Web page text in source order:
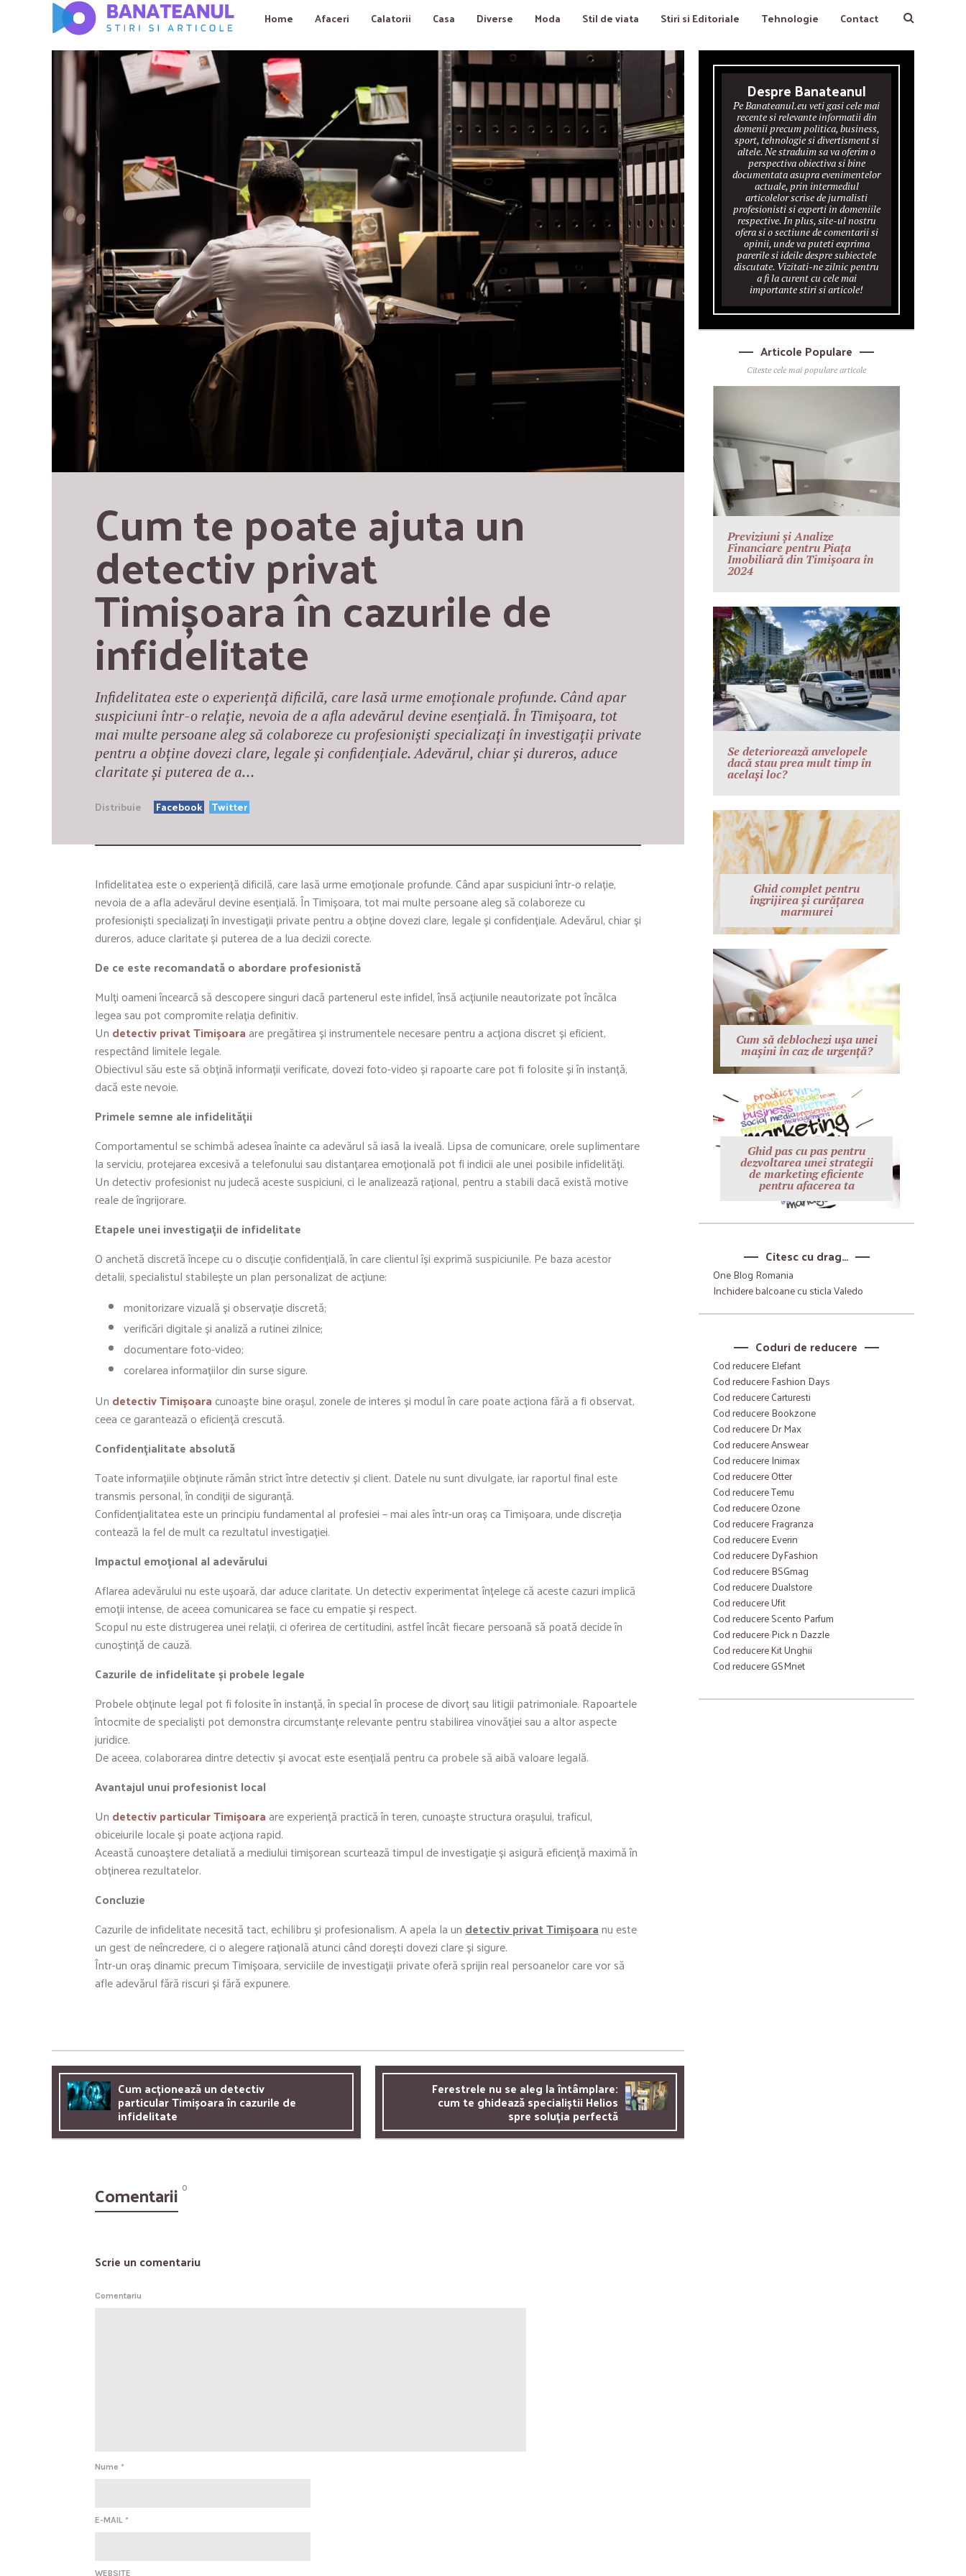
Home Afaceri Calatorii Casa Diverse Moda Stil de viata Stiri si Editoriale Tehnologie Contact
Cum te poate ajuta un
detectiv privat
Timișoara în cazurile de
infidelitate
Infidelitatea este o experiență dificilă, care lasă urme emoționale profunde. Când apar
suspiciuni într-o relație, nevoia de a afla adevărul devine esențială. În Timișoara, tot
mai multe persoane aleg să colaboreze cu profesioniști specializați în investigații private
pentru a obține dovezi clare, legale și confidențiale. Adevărul, chiar și dureros, aduce
claritate și puterea de a…
Distribuie Facebook Twitter
Infidelitatea este o experiență dificilă, care lasă urme emoționale profunde. Când apar suspiciuni într-o relație,
nevoia de a afla adevărul devine esențială. În Timișoara, tot mai multe persoane aleg să colaboreze cu
profesioniști specializați în investigații private pentru a obține dovezi clare, legale și confidențiale. Adevărul, chiar și
dureros, aduce claritate și puterea de a lua decizii corecte.
De ce este recomandată o abordare profesionistă
Mulți oameni încearcă să descopere singuri dacă partenerul este infidel, însă acțiunile neautorizate pot încălca
legea sau pot compromite relația definitiv.
Un detectiv privat Timișoaraare pregătirea și instrumentele necesare pentru a acționa discret și eficient,
respectând limitele legale.
Obiectivul său este să obțină informații verificate, dovezi foto-video și rapoarte care pot fi folosite și în instanță,
dacă este nevoie.
Primele semne ale infidelității
Comportamentul se schimbă adesea înainte ca adevărul să iasă la iveală. Lipsa de comunicare, orele suplimentare
la serviciu, protejarea excesivă a telefonului sau distanțarea emoțională pot fi indicii ale unei posibile infidelități.
Un detectiv profesionist nu judecă aceste suspiciuni, ci le analizează rațional, pentru a stabili dacă există motive
reale de îngrijorare.
Etapele unei investigații de infidelitate
O anchetă discretă începe cu o discuție confidențială, în care clientul își exprimă suspiciunile. Pe baza acestor
detalii, specialistul stabilește un plan personalizat de acțiune:
monitorizare vizuală și observație discretă;
verificări digitale și analiză a rutinei zilnice;
documentare foto-video;
corelarea informațiilor din surse sigure.
Un detectiv Timișoara cunoaște bine orașul, zonele de interes și modul în care poate acționa fără a fi observat,
ceea ce garantează o eficiență crescută.
Confidențialitate absolută
Toate informațiile obținute rămân strict între detectiv și client. Datele nu sunt divulgate, iar raportul final este
transmis personal, în condiții de siguranță.
Confidențialitatea este un principiu fundamental al profesiei – mai ales într-un oraș ca Timișoara, unde discreția
contează la fel de mult ca rezultatul investigației.
Impactul emoțional al adevărului
Aflarea adevărului nu este ușoară, dar aduce claritate. Un detectiv experimentat înțelege că aceste cazuri implică
emoții intense, de aceea comunicarea se face cu empatie și respect.
Scopul nu este distrugerea unei relații, ci oferirea de certitudini, astfel încât fiecare persoană să poată decide în
cunoștință de cauză.
Cazurile de infidelitate și probele legale
Probele obținute legal pot fi folosite în instanță, în special în procese de divorț sau litigii patrimoniale. Rapoartele
întocmite de specialiști pot demonstra circumstanțe relevante pentru stabilirea vinovăției sau a altor aspecte
juridice.
De aceea, colaborarea dintre detectiv și avocat este esențială pentru ca probele să aibă valoare legală.
Avantajul unui profesionist local
Un detectiv particular Timișoaraare experiență practică în teren, cunoaște structura orașului, traficul,
obiceiurile locale și poate acționa rapid.
Această cunoaștere detaliată a mediului timișorean scurtează timpul de investigație și asigură eficiență maximă în
obținerea rezultatelor.
Concluzie
Cazurile de infidelitate necesită tact, echilibru și profesionalism. A apela la un detectiv privat Timișoaranu este
un gest de neîncredere, ci o alegere rațională atunci când dorești dovezi clare și sigure.
Într-un oraș dinamic precum Timișoara, serviciile de investigații private oferă sprijin real persoanelor care vor să
afle adevărul fără riscuri și fără expunere.
Cum acționează un detectiv
particular Timișoara în cazurile de
infidelitate
Ferestrele nu se aleg la întâmplare:
cum te ghidează specialiștii Helios
spre soluția perfectă
Comentarii 0
Scrie un comentariu
Comentariu
Nume *
E-MAIL *
WEBSITE
Despre Banateanul
Pe Banateanul.eu veti gasi cele mai
recente si relevante informatii din
domenii precum politica, business,
sport, tehnologie si divertisment si
altele. Ne straduim sa va oferim o
perspectiva obiectiva si bine
documentata asupra evenimentelor
actuale, prin intermediul
articolelor scrise de jurnalisti
profesionisti si experti in domeniile
respective. In plus, site-ul nostru
ofera si o sectiune de comentarii si
opinii, unde va puteti exprima
parerile si ideile despre subiectele
discutate. Vizitati-ne zilnic pentru
a fi la curent cu cele mai
importante stiri si articole!
Articole Populare
Citeste cele mai populare articole
Previziuni și Analize
Financiare pentru Piața
Imobiliară din Timișoara în
2024
Se deteriorează anvelopele
dacă stau prea mult timp în
același loc?
Ghid complet pentru
îngrijirea și curățarea
marmurei
Cum să deblochezi ușa unei
mașini în caz de urgență?
Ghid pas cu pas pentru
dezvoltarea unei strategii
de marketing eficiente
pentru afacerea ta
Citesc cu drag…
One Blog Romania
Inchidere balcoane cu sticla Valedo
Coduri de reducere
Cod reducere Elefant
Cod reducere Fashion Days
Cod reducere Carturesti
Cod reducere Bookzone
Cod reducere Dr Max
Cod reducere Answear
Cod reducere Inimax
Cod reducere Otter
Cod reducere Temu
Cod reducere Ozone
Cod reducere Fragranza
Cod reducere Everin
Cod reducere DyFashion
Cod reducere BSGmag
Cod reducere Dualstore
Cod reducere Ufit
Cod reducere Scento Parfum
Cod reducere Pick n Dazzle
Cod reducere Kit Unghii
Cod reducere GSMnet